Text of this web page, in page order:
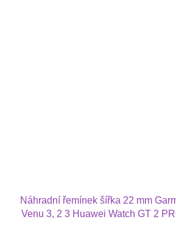
Náhradní řemínek šířka 22 mm
Venu 3, 2 3 Huawei Watch GT 2